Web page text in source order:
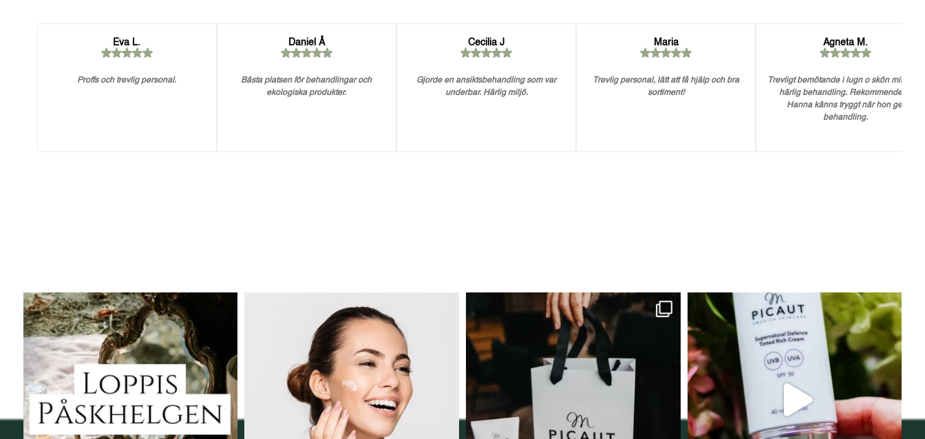
Eva L.
Proffs och trevlig personal.
Daniel Å
Bästa platsen för behandlingar och
ekologiska produkter.
Cecilia J
Gjorde en ansiktsbehandling som var
underbar. Härlig miljö.
Maria
Trevlig personal, lätt att få hjälp och bra
sortiment!
Agneta M.
Trevligt bemötande i lugn o skön miljö. En
härlig behandling. Rekommenderar
Hanna känns tryggt när hon ger
behandling.
Vi skall ha loppis!
I Vellnez anda;...
6
Behandlingserbjudande februari-
mars!
Vi...
2
Vellnez – din samlingsplats för
personlig handel i
12 0
Njut av solens härliga strålar men
skydda dig
...
12